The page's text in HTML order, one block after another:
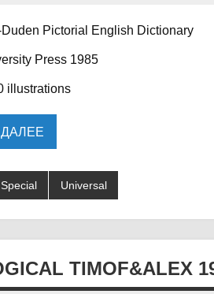
Pictorial English Dictionary
Press 1985
illustrations
Special Universal
TIMOF&ALEX